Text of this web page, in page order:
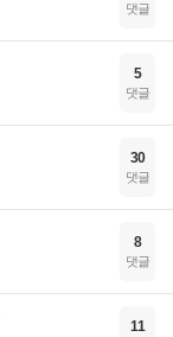
댓글
5
댓글
30
댓글
8
댓글
11